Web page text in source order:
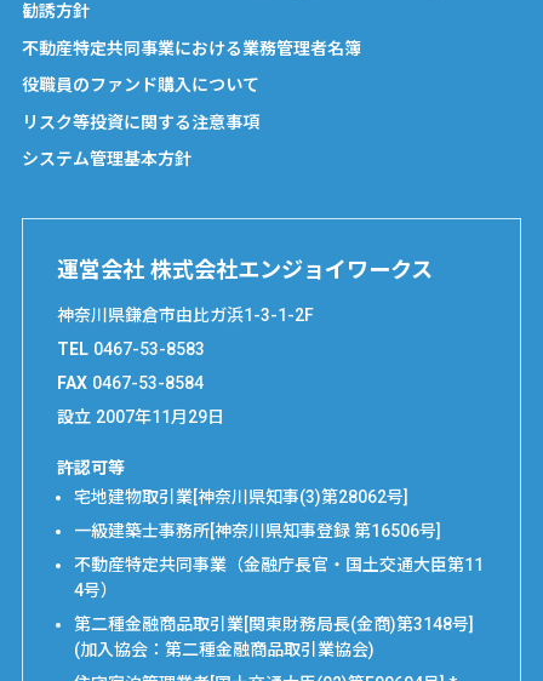
勧誘方針
不動産特定共同事業における業務管理者名簿
役職員のファンド購入について
リスク等投資に関する注意事項
システム管理基本方針
運営会社 株式会社エンジョイワークス
神奈川県鎌倉市由比ガ浜1-3-1-2F
TEL 0467-53-8583
FAX 0467-53-8584
設立 2007年11月29日
許認可等
宅地建物取引業[神奈川県知事(3)第28062号]
一級建築士事務所[神奈川県知事登録 第16506号]
不動産特定共同事業（金融庁長官・国土交通大臣第11
4号）
第二種金融商品取引業[関東財務局長(金商)第3148号]
(加入協会：第二種金融商品取引業協会)